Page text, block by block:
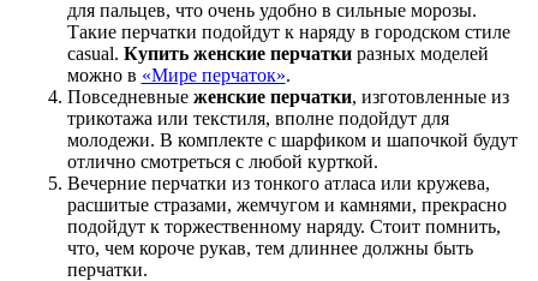
для пальцев, что очень удобно в сильные морозы.
Такие перчатки подойдут к наряду в городском стиле
casual. Купить женские перчаткиразных моделей
можно в «Мире перчаток».
Повседневные женские перчатки, изготовленные из
трикотажа или текстиля, вполне подойдут для
молодежи. В комплекте с шарфиком и шапочкой будут
отлично смотреться с любой курткой.
Вечерние перчатки из тонкого атласа или кружева,
расшитые стразами, жемчугом и камнями, прекрасно
подойдут к торжественному наряду. Стоит помнить,
что, чем короче рукав, тем длиннее должны быть
перчатки.